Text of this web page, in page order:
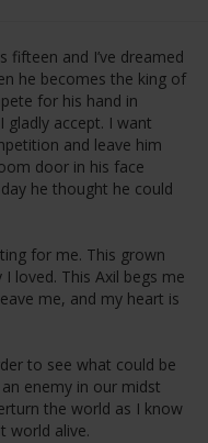
and I’ve dreamed
he becomes the king of
for his hand in
gladly accept. I want
and leave him
door in his face
he thought he could
for me. This grown
loved. This Axil begs me
me, and my heart is
to see what could be
enemy in our midst
the world as I know
world alive.